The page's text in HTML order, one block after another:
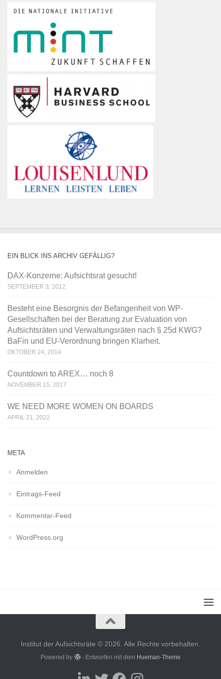
EIN BLICK INS ARCHIV GEFÄLLIG?
DAX-Konzerne: Aufsichtsrat gesucht!
SEPTEMBER 3, 2012
Besteht eine Besorgnis der Befangenheit von WP-
Gesellschaften bei der Beratung zur Evaluation von
Aufsichtsräten und Verwaltungsräten nach § 25d KWG?
BaFin und EU-Verordnung bringen Klarheit.
OKTOBER 24, 2014
Countdown to AREX… noch 8
NOVEMBER 15, 2017
WE NEED MORE WOMEN ON BOARDS
APRIL 21, 2022
META
Anmelden
Eintrags-Feed
Kommentar-Feed
WordPress.org
Institut der Aufsichtsräte © 2026. Alle Rechte vorbehalten.
Powered by - Entworfen mit dem Hueman-Theme